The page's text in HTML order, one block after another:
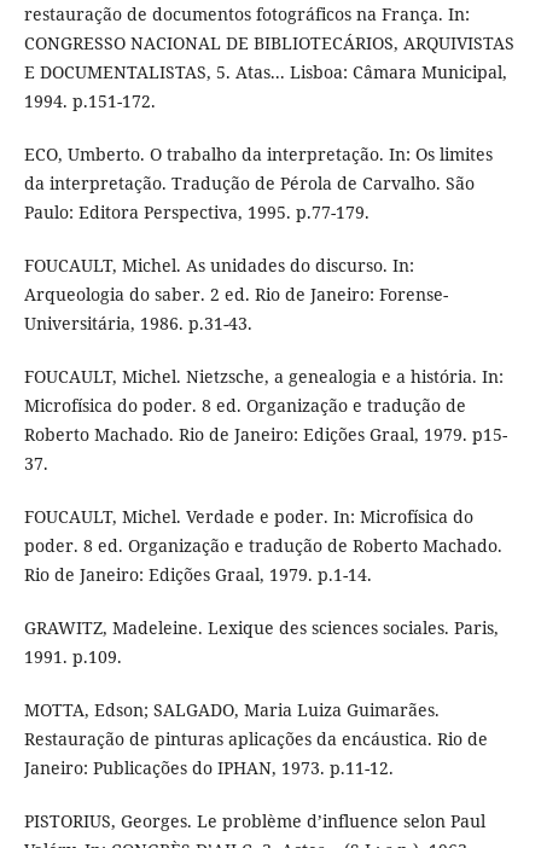
restauração de documentos fotográficos na França. In:
CONGRESSO NACIONAL DE BIBLIOTECÁRIOS, ARQUIVISTAS
E DOCUMENTALISTAS, 5. Atas... Lisboa: Câmara Municipal,
1994. p.151-172.
ECO, Umberto. O trabalho da interpretação. In: Os limites
da interpretação. Tradução de Pérola de Carvalho. São
Paulo: Editora Perspectiva, 1995. p.77-179.
FOUCAULT, Michel. As unidades do discurso. In:
Arqueologia do saber. 2 ed. Rio de Janeiro: Forense-
Universitária, 1986. p.31-43.
FOUCAULT, Michel. Nietzsche, a genealogia e a história. In:
Microfísica do poder. 8 ed. Organização e tradução de
Roberto Machado. Rio de Janeiro: Edições Graal, 1979. p15-
37.
FOUCAULT, Michel. Verdade e poder. In: Microfísica do
poder. 8 ed. Organização e tradução de Roberto Machado.
Rio de Janeiro: Edições Graal, 1979. p.1-14.
GRAWITZ, Madeleine. Lexique des sciences sociales. Paris,
1991. p.109.
MOTTA, Edson; SALGADO, Maria Luiza Guimarães.
Restauração de pinturas aplicações da encáustica. Rio de
Janeiro: Publicações do IPHAN, 1973. p.11-12.
PISTORIUS, Georges. Le problème d’influence selon Paul